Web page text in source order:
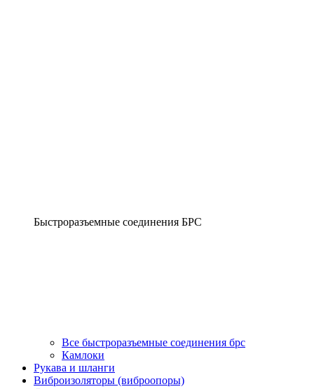
Быстроразъемные соединения БРС
Все быстроразъемные соединения брс
Камлоки
Рукава и шланги
Виброизоляторы (виброопоры)